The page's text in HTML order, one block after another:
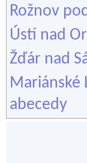
Rožnov
Ústí nad
Žďár nad
Mariánské
abecedy